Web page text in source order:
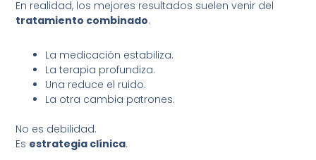
En realidad, los mejores resultados suelen venir del
tratamiento combinado.
La medicación estabiliza.
La terapia profundiza.
Una reduce el ruido.
La otra cambia patrones.
No es debilidad.
Es estrategia clínica.